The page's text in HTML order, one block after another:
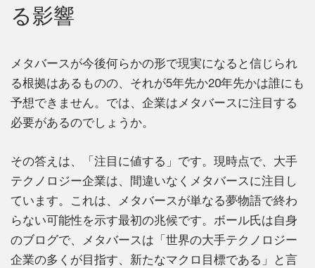
る影響
メタバースが今後何らかの形で現実になると信じられ
る根拠はあるものの、それが5年先か20年先かは誰にも
予想できません。では、企業はメタバースに注目する
必要があるのでしょうか。
その答えは、「注目に値する」です。現時点で、大手
テクノロジー企業は、間違いなくメタバースに注目し
ています。これは、メタバースが単なる夢物語で終わ
らない可能性を示す最初の兆候です。ボール氏は自身
のブログで、メタバースは「世界の大手テクノロジー
企業の多くが目指す、新たなマクロ目標である」と言